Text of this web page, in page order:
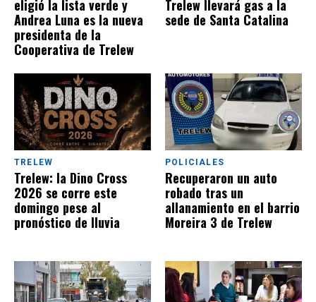
eligió la lista verde y
Andrea Luna es la nueva
presidenta de la
Cooperativa de Trelew
Trelew llevará gas a la
sede de Santa Catalina
TRELEW
Trelew: la Dino Cross
2026 se corre este
domingo pese al
pronóstico de lluvia
POLICIALES
Recuperaron un auto
robado tras un
allanamiento en el barrio
Moreira 3 de Trelew